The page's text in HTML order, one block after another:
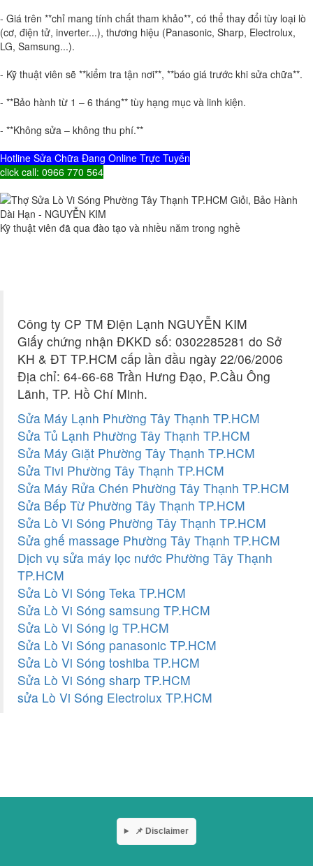
- Giá trên **chỉ mang tính chất tham khảo**, có thể thay đổi tùy loại lò
(cơ, điện tử, inverter...), thương hiệu (Panasonic, Sharp, Electrolux,
LG, Samsung...).
- Kỹ thuật viên sẽ **kiểm tra tận nơi**, **báo giá trước khi sửa chữa**.
- **Bảo hành từ 1 – 6 tháng** tùy hạng mục và linh kiện.
- **Không sửa – không thu phí.**
Hotline Sửa Chữa Đang Online Trực Tuyến
click call: 0966 770 564
Kỹ thuật viên đã qua đào tạo và nhiều năm trong nghề
Công ty CP TM Điện Lạnh NGUYỄN KIM
Giấy chứng nhận ĐKKD số: 0302285281 do Sở
KH & ĐT TP.HCM cấp lần đầu ngày 22/06/2006
Địa chỉ: 64-66-68 Trần Hưng Đạo, P.Cầu Ông
Lãnh, TP. Hồ Chí Minh.
Sửa Máy Lạnh Phường Tây Thạnh TP.HCM
Sửa Tủ Lạnh Phường Tây Thạnh TP.HCM
Sửa Máy Giặt Phường Tây Thạnh TP.HCM
Sửa Tivi Phường Tây Thạnh TP.HCM
Sửa Máy Rửa Chén Phường Tây Thạnh TP.HCM
Sửa Bếp Từ Phường Tây Thạnh TP.HCM
Sửa Lò Vi Sóng Phường Tây Thạnh TP.HCM
Sửa ghế massage Phường Tây Thạnh TP.HCM
Dịch vụ sửa máy lọc nước Phường Tây Thạnh
TP.HCM
Sửa Lò Vi Sóng Teka TP.HCM
Sửa Lò Vi Sóng samsung TP.HCM
Sửa Lò Vi Sóng lg TP.HCM
Sửa Lò Vi Sóng panasonic TP.HCM
Sửa Lò Vi Sóng toshiba TP.HCM
Sửa Lò Vi Sóng sharp TP.HCM
sửa Lò Vi Sóng Electrolux TP.HCM
📌 Disclaimer